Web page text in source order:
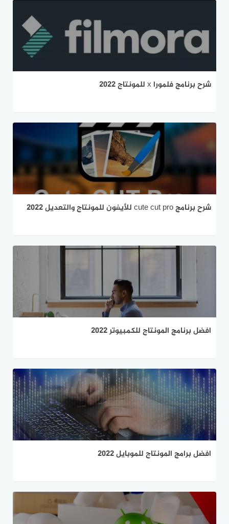
شرح برنامج فلمورا x للمونتاج 2022
شرح برنامج cute cut pro للأيفون للمونتاج والتعديل 2022
افضل برنامج المونتاج للكمبيوتر 2022
افضل برامج المونتاج للموبايل 2022